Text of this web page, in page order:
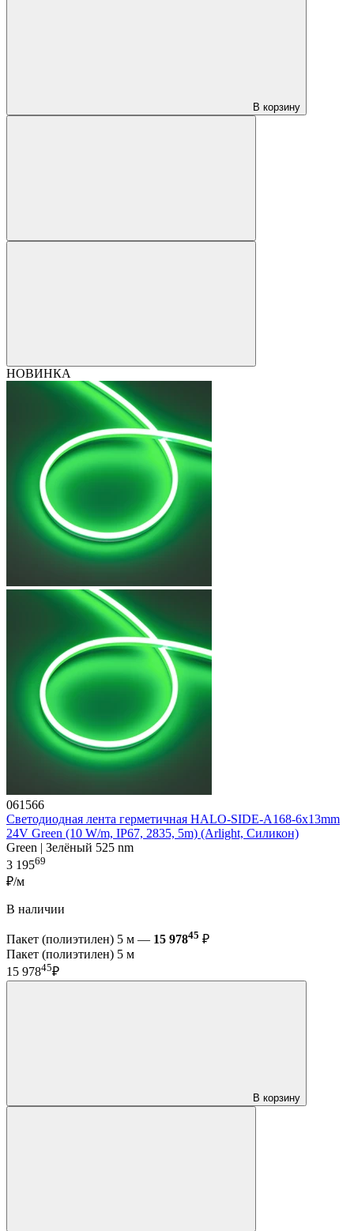
В корзину
НОВИНКА
061566
Светодиодная лента герметичная HALO-SIDE-A168-6x13mm
24V Green (10 W/m, IP67, 2835, 5m) (Arlight, Силикон)
Green | Зелёный 525 nm
3 19569
₽/м
В наличии
Пакет (полиэтилен) 5 м — 15 97845 ₽
Пакет (полиэтилен) 5 м
15 97845₽
В корзину